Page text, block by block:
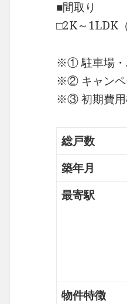
■間取り
□2K～1LDK
※① 駐車場・
※② キャンペ
※③ 初期費用
総戸数
築年月
最寄駅
物件特徴